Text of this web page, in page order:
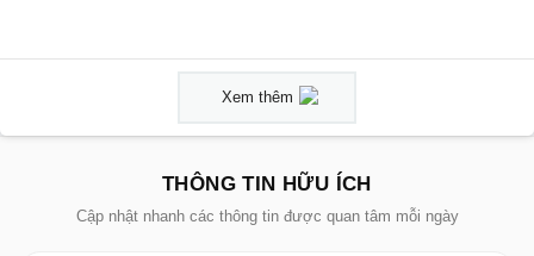
Xem thêm
THÔNG TIN HỮU ÍCH
Cập nhật nhanh các thông tin được quan tâm mỗi ngày